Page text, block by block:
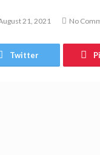
21, 2021 No
Twitter